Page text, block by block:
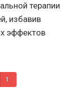
терапии
избавив
эффектов
1